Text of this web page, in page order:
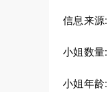
信息来源:
小姐数量:
小姐年龄: